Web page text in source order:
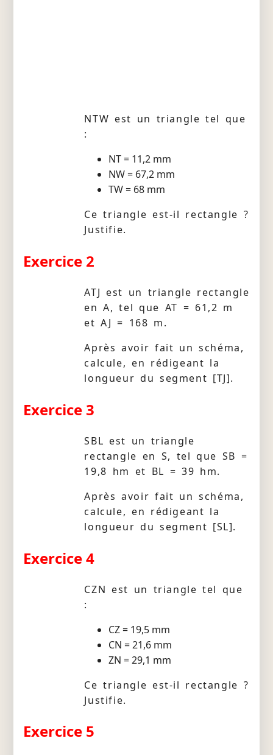
NTW est un triangle tel que
:
NT = 11,2 mm
NW = 67,2 mm
TW = 68 mm
Ce triangle est-il rectangle ?
Justifie.
Exercice 2
ATJ est un triangle rectangle
en A, tel que AT = 61,2 m
et AJ = 168 m.
Après avoir fait un schéma,
calcule, en rédigeant la
longueur du segment [TJ].
Exercice 3
SBL est un triangle
rectangle en S, tel que SB =
19,8 hm et BL = 39 hm.
Après avoir fait un schéma,
calcule, en rédigeant la
longueur du segment [SL].
Exercice 4
CZN est un triangle tel que
:
CZ = 19,5 mm
CN = 21,6 mm
ZN = 29,1 mm
Ce triangle est-il rectangle ?
Justifie.
Exercice 5